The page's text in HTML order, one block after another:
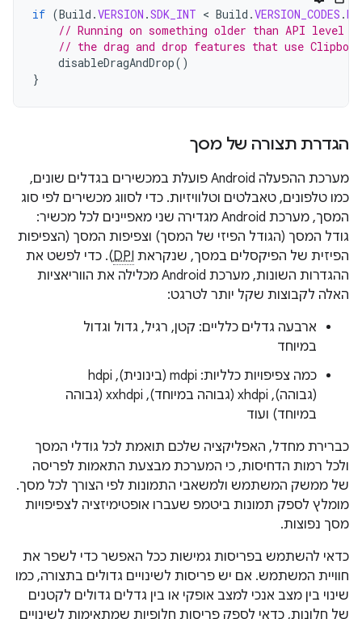
if (Build .VERSION .SDK_INT < Build .VERSION_CODES .
// Running on something older than API level
// the drag and drop features that use
disableDragAndDrop()
}
הגדרת תצורה של מסך
מערכת ההפעלה Android פועלת במכשירים בגדלים שונים,
כמו טלפונים, טאבלטים וטלוויזיות. כדי לסווג מכשירים לפי סוג
המסך, מערכת Android מגדירה שני מאפיינים לכל מכשיר:
גודל המסך (הגודל הפיזי של המסך) וצפיפות המסך (הצפיפות
הפיזית של הפיקסלים במסך, שנקראת DPI). כדי לפשט את
ההגדרות השונות, מערכת Android מכלילה את הווריאציות
האלה לקבוצות שקל יותר לטרגט:
ארבעה גדלים כלליים: קטן, רגיל, גדול וגדול
במיוחד
כמה צפיפויות כלליות: mdpi (בינונית), hdpi
(גבוהה), xhdpi (גבוהה במיוחד), xxhdpi (גבוהה
במיוחד) ועוד
כברירת מחדל, האפליקציה שלכם תואמת לכל גודלי המסך
ולכל רמות הדחיסות, כי המערכת מבצעת התאמות לפריסה
של ממשק המשתמש ולמשאבי התמונות לפי הצורך לכל מסך.
מומלץ לספק תמונות ביטמפ שעברו אופטימיזציה לצפיפויות
מסך נפוצות.
כדאי להשתמש בפריסות גמישות ככל האפשר כדי לשפר את
חוויית המשתמש. אם יש פריסות לשינויים גדולים בתצורה, כמו
שינוי בין מצב אנכי למצב אופקי או בין גדלים גדולים לקטנים
של חלונות, כדאי לספק פריסות חלופיות שמתאימות לשינויים